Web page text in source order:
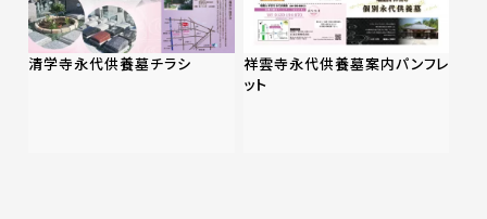
清学寺永代供養墓チラシ
祥雲寺永代供養墓案内パンフレ
ット